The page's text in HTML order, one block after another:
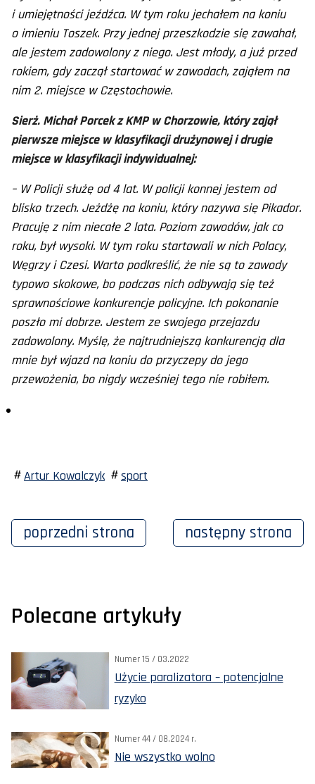
i umiejętności jeźdźca. W tym roku jechałem na koniu
o imieniu Toszek. Przy jednej przeszkodzie się zawahał,
ale jestem zadowolony z niego. Jest młody, a już przed
rokiem, gdy zaczął startować w zawodach, zająłem na
nim 2. miejsce w Częstochowie.
Sierż. Michał Porcek z KMP w Chorzowie, który zajął
pierwsze miejsce w klasyfikacji drużynowej i drugie
miejsce w klasyfikacji indywidualnej:
– W Policji służę od 4 lat. W policji konnej jestem od
blisko trzech. Jeżdżę na koniu, który nazywa się Pikador.
Pracuję z nim niecałe 2 lata. Poziom zawodów, jak co
roku, był wysoki. W tym roku startowali w nich Polacy,
Węgrzy i Czesi. Warto podkreślić, że nie są to zawody
typowo skokowe, bo podczas nich odbywają się też
sprawnościowe konkurencje policyjne. Ich pokonanie
poszło mi dobrze. Jestem ze swojego przejazdu
zadowolony. Myślę, że najtrudniejszą konkurencją dla
mnie był wjazd na koniu do przyczepy do jego
przewożenia, bo nigdy wcześniej tego nie robiłem.
Artur Kowalczyk sport
poprzedni strona następny strona
Polecane artykuły
Numer 15 / 03.2022
Użycie paralizatora – potencjalne
ryzyko
Numer 44 / 08.2024 r.
Nie wszystko wolno